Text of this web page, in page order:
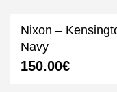
Nixon –
Navy
150.00€